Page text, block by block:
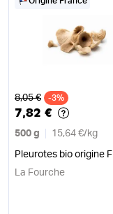
Ancien prix
8,05 € -3%
7,82 €
500 g 15,64 €/ kg
Pleurotes bio origine
La Fourche